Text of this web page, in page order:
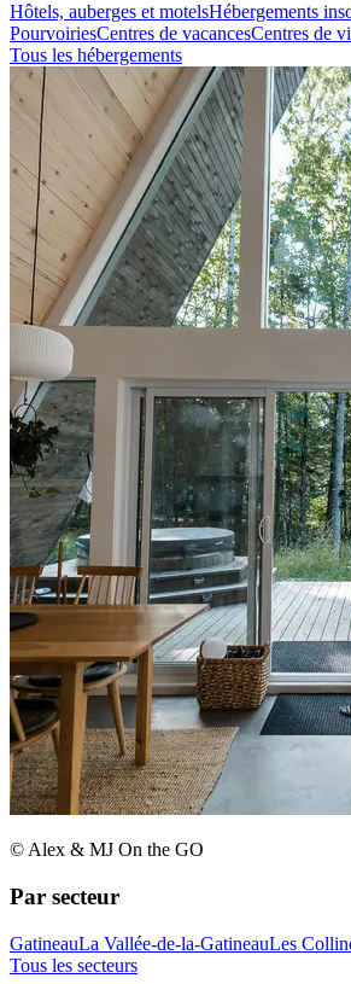
Hôtels, auberges et motelsHébergements
PourvoiriesCentres de vacancesCentres de
Tous les hébergements
© Alex & MJ On the GO
Par secteur
GatineauLa Vallée-de-la-GatineauLes
Tous les secteurs